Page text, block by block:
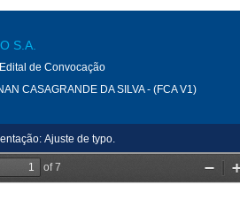
S.A.
de Convocação
CASAGRANDE DA SILVA - (FCA V1)
Ajuste de typo.